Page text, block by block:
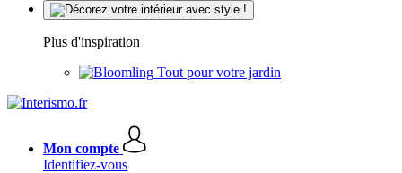
Plus d'inspiration
Tout pour votre jardin
Mon compte
Identifiez-vous